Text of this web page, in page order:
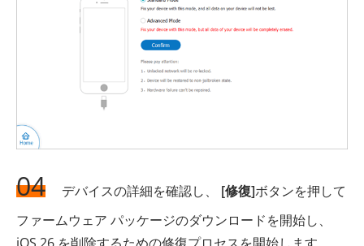
04 デバイスの詳細を確認し、 [修復]ボタンを押して
ファームウェア パッケージのダウンロードを開始し、